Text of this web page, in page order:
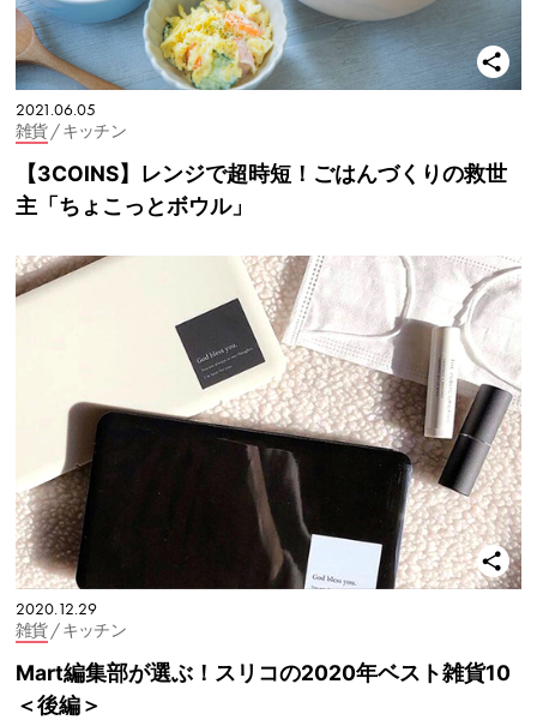
2021.06.05
雑貨/ キッチン
【3COINS】レンジで超時短！ごはんづくりの救世
主「ちょこっとボウル」
2020.12.29
雑貨/ キッチン
Mart編集部が選ぶ！スリコの2020年ベスト雑貨10
＜後編＞